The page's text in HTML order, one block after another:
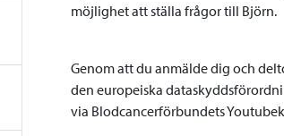
möjlighet att ställa frågor till Björn.
Genom att du anmälde dig och
den europeiska
via Blodcancerförbundets